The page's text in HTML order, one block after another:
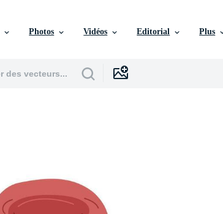
Photos Vidéos Editorial Plus